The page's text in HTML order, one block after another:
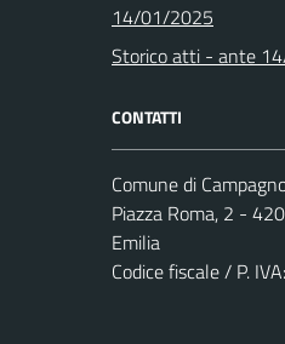
14/01/2025
Storico atti - ante
CONTATTI
Comune di
Piazza Roma, 2 -
Emilia
Codice fiscale / P.